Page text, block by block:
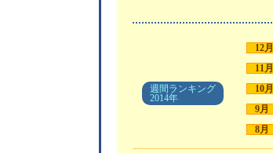
週間ランキング
2014年
12月
11月
10月
9月
8月